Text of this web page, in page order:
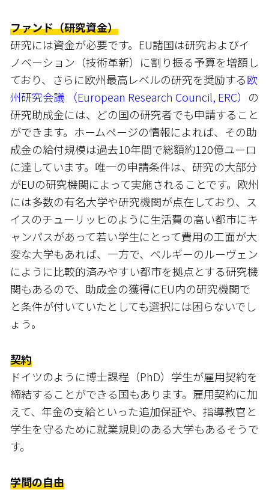
ファンド（研究資金）
研究には資金が必要です。EU諸国は研究およびイ
ノベーション（技術革新）に割り振る予算を増額し
ており、さらに欧州最高レベルの研究を奨励する欧
州研究会議 （European Research Council, ERC） の
研究助成金には、どの国の研究者でも申請すること
ができます。ホームページの情報によれば、その助
成金の給付規模は過去10年間で総額約120億ユーロ
に達しています。唯一の申請条件は、研究の大部分
がEUの研究機関によって実施されることです。欧州
には多数の有名大学や研究機関が点在しており、ス
イスのチューリッヒのように生活費の高い都市にキ
ャンパスがあって若い学生にとって費用の工面が大
変な大学もあれば、一方で、ベルギーのルーヴェン
にように比較的済みやすい都市を拠点とする研究機
関もあるので、助成金の獲得にEU内の研究機関で
と条件が付いていたとしても選択には困らないでし
ょう。
契約
ドイツのように博士課程（PhD）学生が雇用契約を
締結することができる国もあります。雇用契約に加
えて、年金の支給といった追加保証や、指導教官と
学生を守るために就業規則のある大学もあるそうで
す。
学問の自由